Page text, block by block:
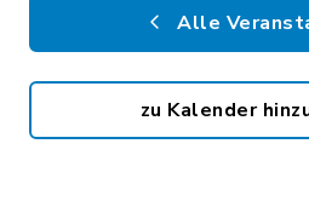
Alle
zu Kalender